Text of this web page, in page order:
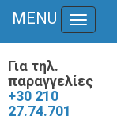
Για τηλ.
παραγγελίες
+30 210
27.74.701
MENU
Toggle